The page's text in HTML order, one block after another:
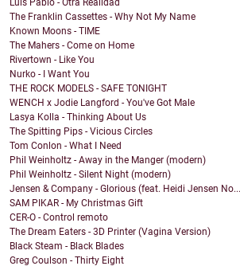
Luis Pablo - Otra Realidad
The Franklin Cassettes - Why Not My Name
Known Moons - TIME
The Mahers - Come on Home
Rivertown - Like You
Nurko - I Want You
THE ROCK MODELS - SAFE TONIGHT
WENCH x Jodie Langford - You've Got Male
Lasya Kolla - Thinking About Us
The Spitting Pips - Vicious Circles
Tom Conlon - What I Need
Phil Weinholtz - Away in the Manger (modern)
Phil Weinholtz - Silent Night (modern)
Jensen & Company - Glorious (feat. Heidi Jensen No...
SAM PIKAR - My Christmas Gift
CER-O - Control remoto
The Dream Eaters - 3D Printer (Vagina Version)
Black Steam - Black Blades
Greg Coulson - Thirty Eight